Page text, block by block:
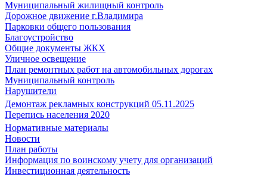
Муниципальный жилищный контроль
Дорожное движение г.Владимира
Парковки общего пользования
Благоустройство
Общие документы ЖКХ
Уличное освещение
План ремонтных работ на автомобильных дорогах
Муниципальный контроль
Нарушители
Демонтаж рекламных конструкций 05.11.2025
Перепись населения 2020
Нормативные материалы
Новости
План работы
Информация по воинскому учету для организаций
Инвестиционная деятельность